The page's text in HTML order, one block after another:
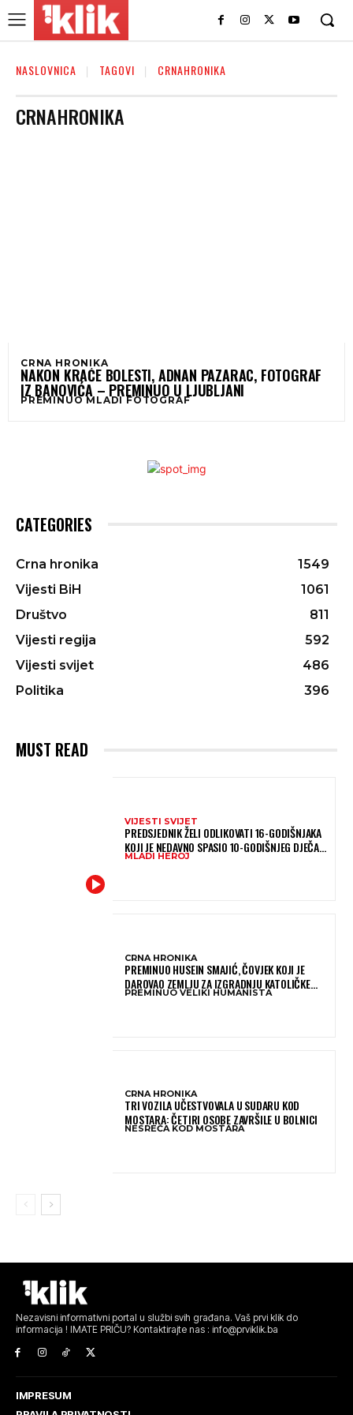
NASLOVNICA TAGOVI CRNAHRONIKA
CRNAHRONIKA
CRNA HRONIKA
NAKON KRAĆE BOLESTI, ADNAN PAZARAC, FOTOGRAF
IZ BANOVIĆA – PREMINUO U LJUBLJANI
PREMINUO MLADI FOTOGRAF
CATEGORIES
Crna hronika
1549
Vijesti BiH
1061
Društvo
811
Vijesti regija
592
Vijesti svijet
486
Politika
396
MUST READ
VIJESTI SVIJET
PREDSJEDNIK ŽELI ODLIKOVATI 16-GODIŠNJAKA
KOJI JE NEDAVNO SPASIO 10-GODIŠNJEG DJEČAKA
IZ SMRTONOSNIH VALOVA
MLADI HEROJ
CRNA HRONIKA
PREMINUO HUSEIN SMAJIĆ, ČOVJEK KOJI JE
DAROVAO ZEMLJU ZA IZGRADNJU KATOLIČKE
CRKVE U BUGOJNU
PREMINUO VELIKI HUMANISTA
CRNA HRONIKA
TRI VOZILA UČESTVOVALA U SUDARU KOD
MOSTARA: ČETIRI OSOBE ZAVRŠILE U BOLNICI
NESREĆA KOD MOSTARA
Nezavisni informativni portal u službi svih građana. Vaš prvi klik do
informacija ! IMATE PRIČU? Kontaktirajte nas : info@prviklik.ba
IMPRESUM